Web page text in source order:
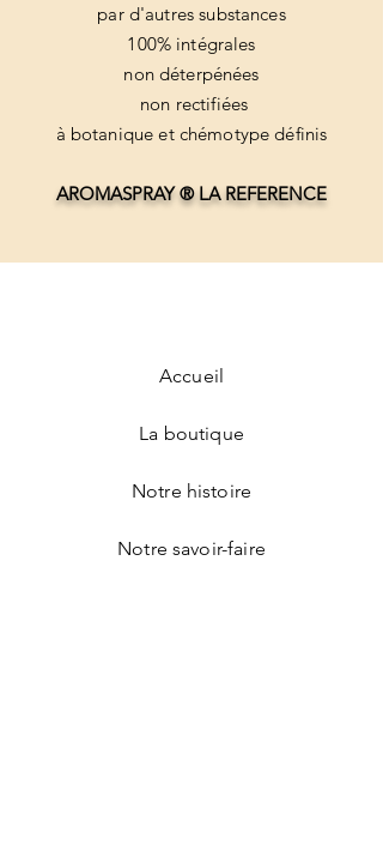
par d'autres substances
100% intégrales
non déterpénées
non rectifiées
à botanique et chémotype définis
AROMASPRAY ® LA REFERENCE
Accueil
La boutique
Notre histoire
Notre savoir-faire